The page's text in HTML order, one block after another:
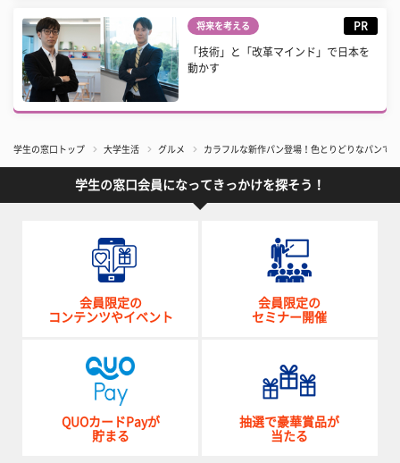
将来を考える PR
「技術」と「改革マインド」で日本を
動かす
学生の窓口トップ 大学生活 グルメ カラフルな新作パン登場！色とりどりなパンで
学生の窓口会員になってきっかけを探そう！
会員限定の
コンテンツやイベント
会員限定の
セミナー開催
QUOカードPayが
貯まる
抽選で豪華賞品が
当たる